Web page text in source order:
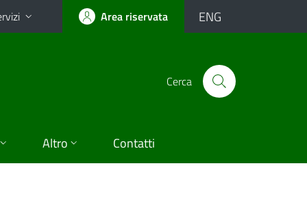
Area riservata ENG
Cerca
Altro Contatti